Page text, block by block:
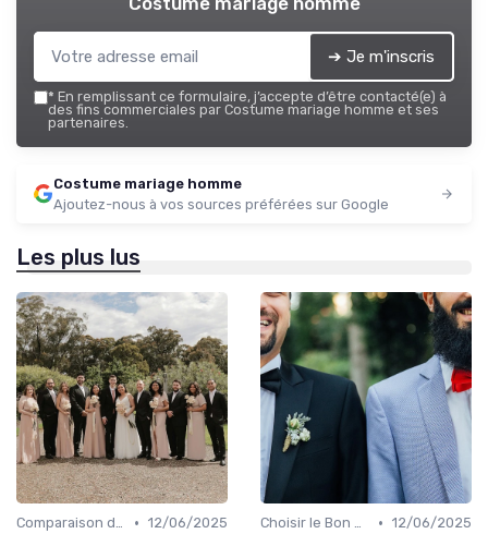
➔ Je m'inscris
* En remplissant ce formulaire, j’accepte d’être contacté(e) à
des fins commerciales par Costume mariage homme et ses
partenaires.
Costume mariage homme
Ajoutez-nous à vos sources préférées sur Google
Les plus lus
Comparaison de Prix et de Marques • 12/06/2025
Choisir le Bon Costume • 12/06/2025